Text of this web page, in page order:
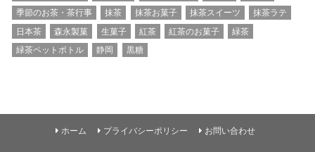
季節のお茶・茶行事
抹茶 抹茶お菓子 抹茶スイーツ
抹茶ラテ
日本茶
森永製菓 生菓子 紅茶 紅茶のお菓子
緑茶
緑茶ペットボトル
静岡 黒糖
ホーム プライバシーポリシー お問い合わせ